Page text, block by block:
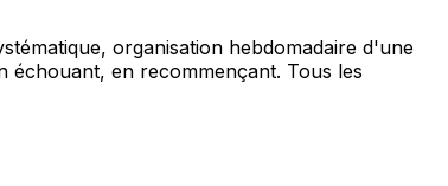
organisation hebdomadaire d'une
échouant, en recommençant. Tous les